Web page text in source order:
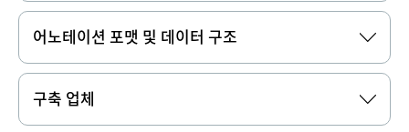
어노테이션 포맷 및 데이터 구조
구축 업체